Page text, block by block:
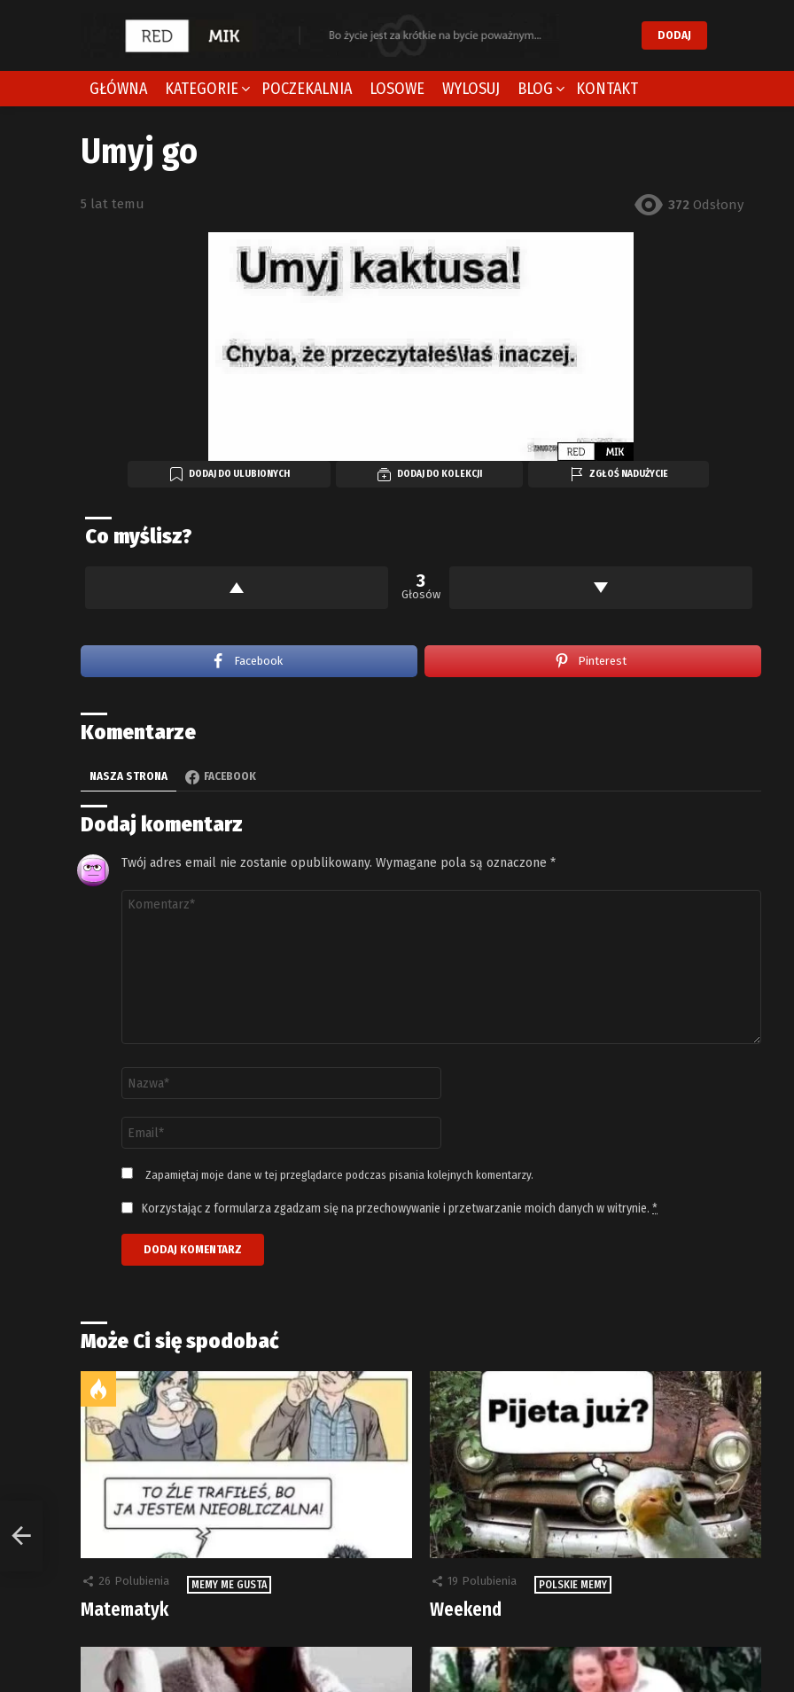
DODAJ
GŁÓWNA KATEGORIE POCZEKALNIA LOSOWE WYLOSUJ BLOG KONTAKT
Umyj go
5 lat temu 372 Odsłony
DODAJ DO ULUBIONYCH DODAJ DO KOLEKCJI ZGŁOŚ NADUŻYCIE
Co myślisz?
3
Głosów
Facebook Pinterest
Komentarze
NASZA STRONA FACEBOOK
Dodaj komentarz
Twój adres email nie zostanie opublikowany. Wymagane pola są oznaczone *
Komentarz
email
*
Zapamiętaj moje dane w tej przeglądarce podczas pisania kolejnych komentarzy.
Korzystając z formularza zgadzam się na przechowywanie i przetwarzanie moich danych w witrynie. *
Może Ci się spodobać
26 Polubienia MEMY ME GUSTA
Matematyk
19 Polubienia POLSKIE MEMY
Weekend